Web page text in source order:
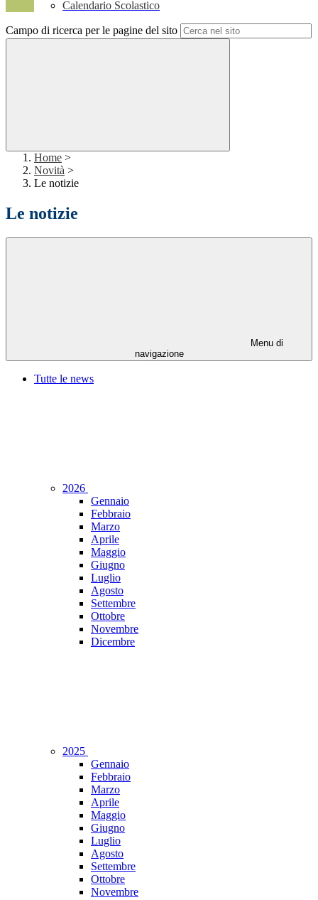
Calendario Scolastico
Campo di ricerca per le pagine del sito
Home >
Novità >
Le notizie
Le notizie
Menu di
navigazione
Tutte le news
2026
Gennaio
Febbraio
Marzo
Aprile
Maggio
Giugno
Luglio
Agosto
Settembre
Ottobre
Novembre
Dicembre
2025
Gennaio
Febbraio
Marzo
Aprile
Maggio
Giugno
Luglio
Agosto
Settembre
Ottobre
Novembre